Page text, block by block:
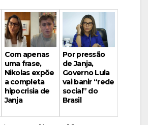
Com apenas
uma frase,
Nikolas expõe
a completa
hipocrisia de
Janja
Por pressão
de Janja,
Governo Lula
vai banir “rede
social” do
Brasil